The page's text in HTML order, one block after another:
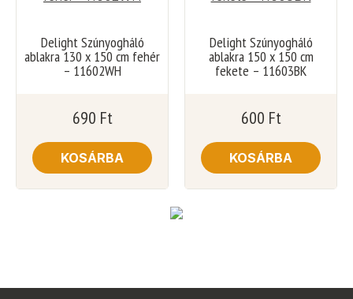
Delight Szúnyogháló
ablakra 130 x 150 cm fehér
– 11602WH
690 Ft
KOSÁRBA
Delight Szúnyogháló
ablakra 150 x 150 cm
fekete – 11603BK
600 Ft
KOSÁRBA